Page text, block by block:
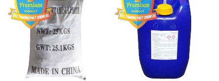
Sodium Metabisulfite –
NA2S2O5 Trung Quốc China
H2O2 – Hydrogen Peroxide
50% Evonik Indonesia